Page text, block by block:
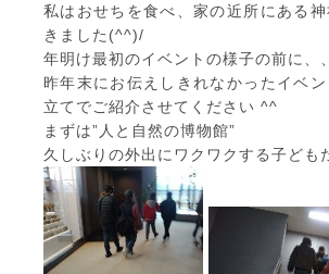
私はおせちを食べ、家の近所にある
きました(^^)/
年明け最初のイベントの様子の前に、
昨年末にお伝えしきれなかったイベ
立てでご紹介させてください ^^
まずは”人と自然の博物館”
久しぶりの外出にワクワクする子ども